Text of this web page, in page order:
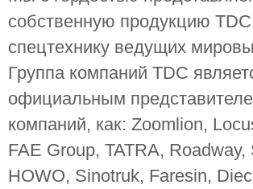
собственную продукцию
спецтехнику ведущих
Группа компаний TDC
официальным
компаний, как: Zoomlion,
FAE Group, TATRA,
HOWO, Sinotruk, Faresin,